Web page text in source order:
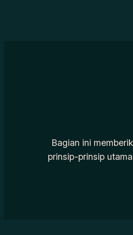
Bagian ini
prinsip-prinsip